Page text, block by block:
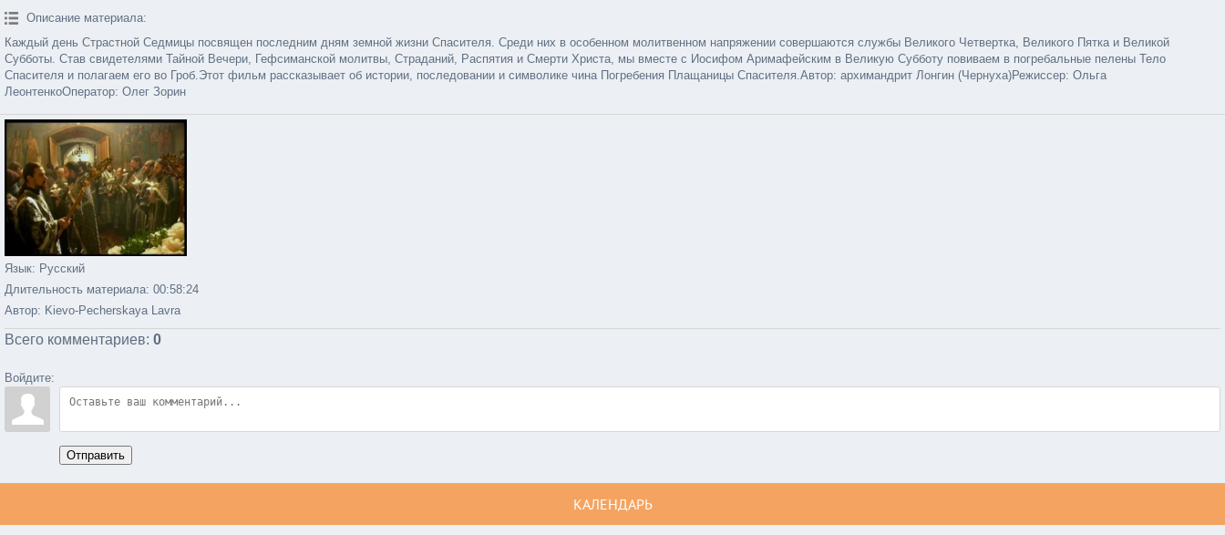
Описание материала:
Каждый день Страстной Седмицы посвящен последним дням земной жизни Спасителя. Среди них в особенном молитвенном напряжении совершаются службы Великого Четвертка, Великого Пятка и Великой
Субботы. Став свидетелями Тайной Вечери, Гефсиманской молитвы, Страданий, Распятия и Смерти Христа, мы вместе с Иосифом Аримафейским в Великую Субботу повиваем в погребальные пелены Тело
Спасителя и полагаем его во Гроб.Этот фильм рассказывает об истории, последовании и символике чина Погребения Плащаницы Спасителя.Автор: архимандрит Лонгин (Чернуха)Режиссер: Ольга
ЛеонтенкоОператор: Олег Зорин
Язык: Русский
Длительность материала: 00:58:24
Автор: Kievo-Pecherskaya Lavra
Всего комментариев: 0
Войдите:
Отправить
КАЛЕНДАРЬ